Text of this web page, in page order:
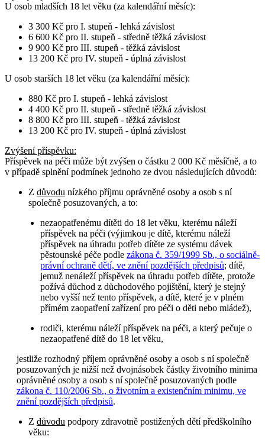
U osob mladších 18 let věku (za kalendářní měsíc):
3 300 Kč pro I. stupeň - lehká závislost
6 600 Kč pro II. stupeň - středně těžká závislost
9 900 Kč pro III. stupeň - těžká závislost
13 200 Kč pro IV. stupeň - úplná závislost
U osob starších 18 let věku (za kalendářní měsíc):
880 Kč pro I. stupeň - lehká závislost
4 400 Kč pro II. stupeň - středně těžká závislost
8 800 Kč pro III. stupeň - těžká závislost
13 200 Kč pro IV. stupeň - úplná závislost
Zvýšení příspěvku:
Příspěvek na péči může být zvýšen o částku 2 000 Kč měsíčně, a to
v případě splnění podmínek jednoho ze dvou následujících důvodů:
Z důvodu nízkého příjmu oprávněné osoby a osob s ní
společně posuzovaných, a to:
nezaopatřenému dítěti do 18 let věku, kterému náleží
příspěvek na péči (výjimkou je dítě, kterému náleží
příspěvek na úhradu potřeb dítěte ze systému dávek
pěstounské péče podlezákona č. 359/1999 Sb., o sociálně-
právní ochraně dětí, ve znění pozdějších předpisů; dítě,
jemuž nenáleží příspěvek na úhradu potřeb dítěte, protože
požívá důchod z důchodového pojištění, který je stejný
nebo vyšší než tento příspěvek, a dítě, které je v plném
přímém zaopatření zařízení pro péči o děti nebo mládež),
rodiči, kterému náleží příspěvek na péči, a který pečuje o
nezaopatřené dítě do 18 let věku,
jestliže rozhodný příjem oprávněné osoby a osob s ní společně
posuzovaných je nižší než dvojnásobek částky životního minima
oprávněné osoby a osob s ní společně posuzovaných podle
zákona č. 110/2006 Sb., o životním a existenčním minimu, ve
znění pozdějších předpisů.
Z důvodu podpory zdravotně postižených dětí předškolního
věku: